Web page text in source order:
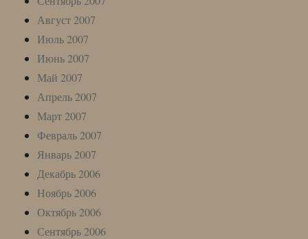
Август 2007
Июль 2007
Июнь 2007
Май 2007
Апрель 2007
Март 2007
Февраль 2007
Январь 2007
Декабрь 2006
Ноябрь 2006
Октябрь 2006
Сентябрь 2006